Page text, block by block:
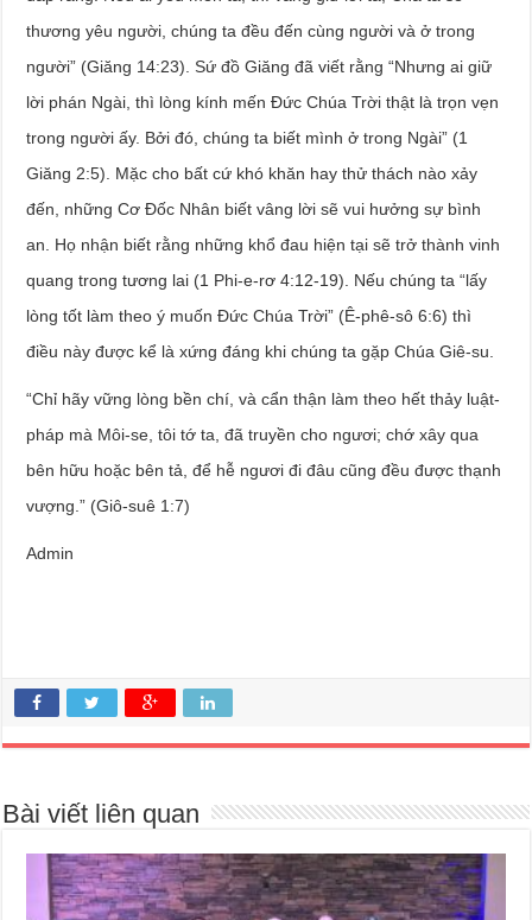
thương yêu người, chúng ta đều đến cùng người và ở trong
người” (Giăng 14:23). Sứ đồ Giăng đã viết rằng “Nhưng ai giữ
lời phán Ngài, thì lòng kính mến Đức Chúa Trời thật là trọn vẹn
trong người ấy. Bởi đó, chúng ta biết mình ở trong Ngài” (1
Giăng 2:5). Mặc cho bất cứ khó khăn hay thử thách nào xảy
đến, những Cơ Đốc Nhân biết vâng lời sẽ vui hưởng sự bình
an. Họ nhận biết rằng những khổ đau hiện tại sẽ trở thành vinh
quang trong tương lai (1 Phi-e-rơ 4:12-19). Nếu chúng ta “lấy
lòng tốt làm theo ý muốn Đức Chúa Trời” (Ê-phê-sô 6:6) thì
điều này được kể là xứng đáng khi chúng ta gặp Chúa Giê-su.
“Chỉ hãy vững lòng bền chí, và cẩn thận làm theo hết thảy luật-
pháp mà Môi-se, tôi tớ ta, đã truyền cho ngươi; chớ xây qua
bên hữu hoặc bên tả, để hễ ngươi đi đâu cũng đều được thạnh
vượng.” (Giô-suê 1:7)
Admin
Bài viết liên quan